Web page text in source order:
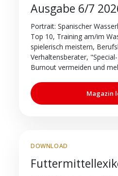
Ausgabe 6/7
Portrait: Spanischer
Top 10, Training am/im
spielerisch meistern,
Verhaltensberater,
Burnout vermeiden und
Magazin
DOWNLOAD